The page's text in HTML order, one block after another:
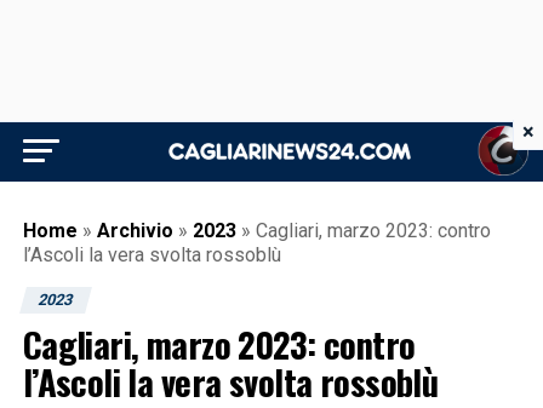
Home » Archivio » 2023 » Cagliari, marzo 2023: contro
l’Ascoli la vera svolta rossoblù
2023
Cagliari, marzo 2023: contro
l’Ascoli la vera svolta rossoblù
×